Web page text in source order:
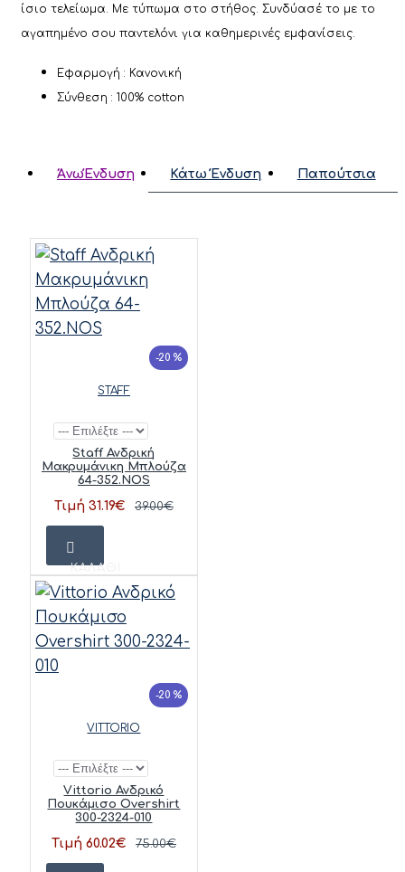
ίσιο τελείωμα. Με τύπωμα στο στήθος. Συνδύασέ το με το
αγαπημένο σου παντελόνι για καθημερινές εμφανίσεις.
Εφαρμογή : Κανονική
Σύνθεση : 100% cotton
ΆνωΈνδυση Κάτω Ένδυση Παπούτσια
-20 %
STAFF
Staff Ανδρική
Μακρυμάνικη Μπλούζα
64-352.NOS
Τιμή 31.19€ 39.00€
ΚΑΛΆΘΙ
-20 %
VITTORIO
Vittorio Ανδρικό
Πουκάμισο Overshirt
300-2324-010
Τιμή 60.02€ 75.00€